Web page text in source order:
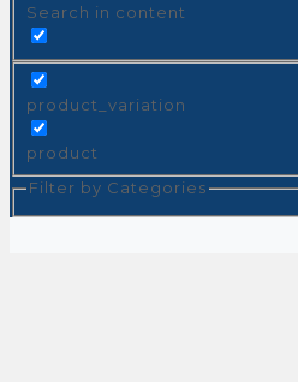
Search in content
product_variation
product
Filter by Categories